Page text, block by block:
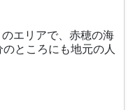
エリアで、赤穂の海
ところにも地元の人